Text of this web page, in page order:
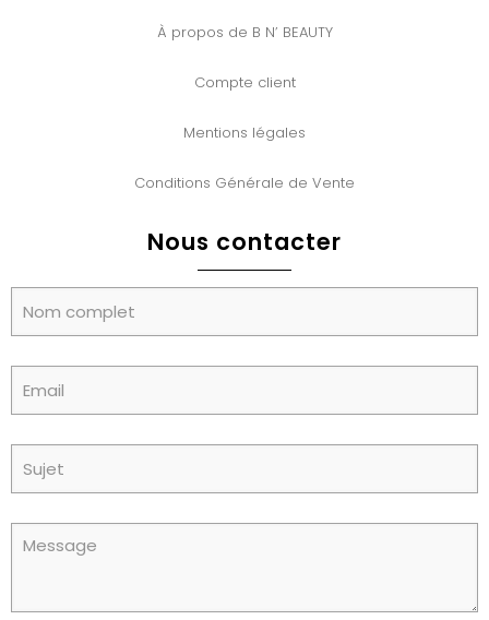
À propos de B N’ BEAUTY
Compte client
Mentions légales
Conditions Générale de Vente
Nous contacter